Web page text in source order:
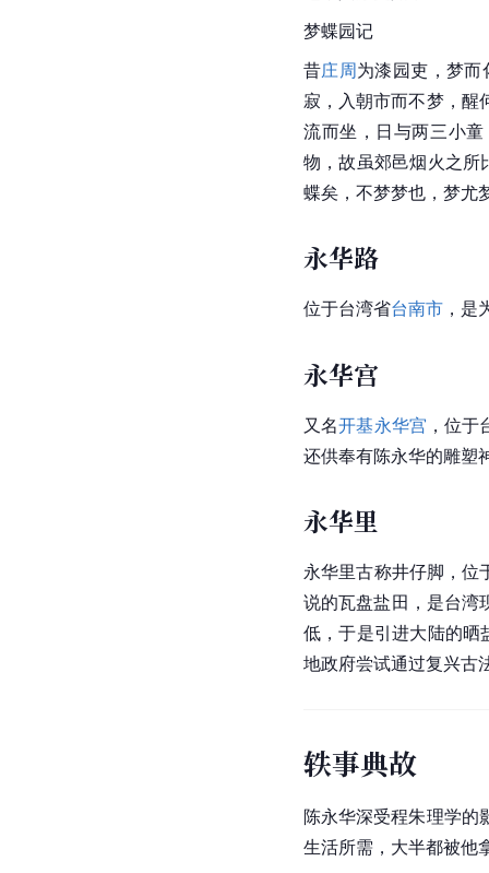
梦蝶园记
昔庄周为漆园吏，梦而
寂，入朝市而不梦，醒
流而坐，日与两三小
物，故虽郊邑烟火之所
蝶矣，不梦梦也，梦尤
永华路
位于台湾省台南市 ，是
永华宫
又名开基永华宫 ，位
还供奉有陈永华的雕塑
永华里
永华里古称井仔脚，位
说的瓦盘盐田，是台湾
低，于是引进大陆的晒
地政府尝试通过复兴古
轶事典故
陈永华深受程朱理学的
生活所需，大半都被他